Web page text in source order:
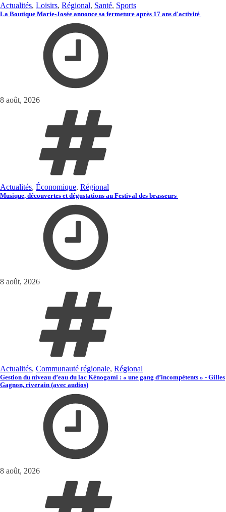
Actualités, Loisirs, Régional, Santé, Sports
La Boutique Marie-Josée annonce sa fermeture après 17 ans d'activité
8 août, 2026
Actualités, Économique, Régional
Musique, découvertes et dégustations au Festival des brasseurs
8 août, 2026
Actualités, Communauté régionale, Régional
Gestion du niveau d’eau du lac Kénogami : « une gang d’incompétents » - Gilles
Gagnon, riverain (avec audios)
8 août, 2026